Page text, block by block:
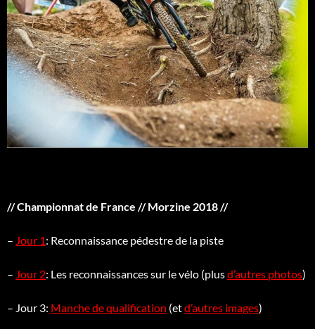
// Championnat de France // Morzine 2018 //
– Jour 1: Reconnaissance pédestre de la piste
– Jour 2: Les reconnaissances sur le vélo (plusd’autres photos)
– Jour 3: Manche de qualification (etd’autres images)